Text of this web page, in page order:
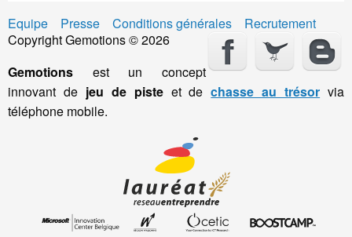
Equipe Presse Conditions générales
Recrutement
Copyright Gemotions © 2026
Gemotions est un concept
innovant de jeu de pisteet dechasse au trésor via
téléphone mobile.